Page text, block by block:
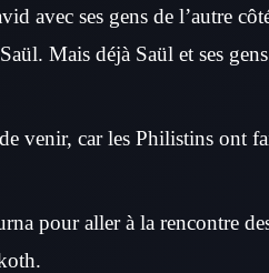
avec ses gens de l’autre
Mais déjà Saül et ses
venir, car les Philistins ont
pour aller à la rencontre